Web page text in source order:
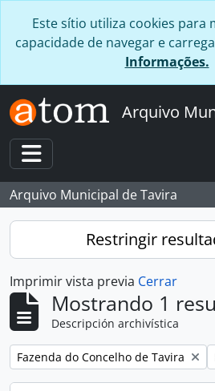
Este sítio utiliza cookies para
capacidade de navegar e
Informações.
Arquivo
Toggle navigation
Arquivo Municipal de Tavira
Restringir
Imprimir vista previa Cerrar
Mostrando 1
Descripción archivística
Remove filter:
Fazenda do Concelho de Tavira